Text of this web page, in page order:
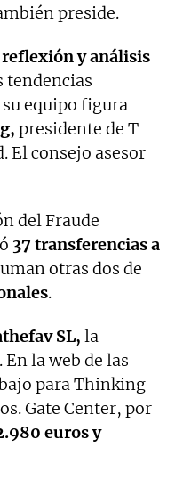
preside.
reflexión y análisis
tendencias
equipo figura
presidente de T
El consejo asesor
del Fraude
37 transferencias a
otras dos de
.
SL, la
la web de las
para Thinking
Gate Center, por
euros y